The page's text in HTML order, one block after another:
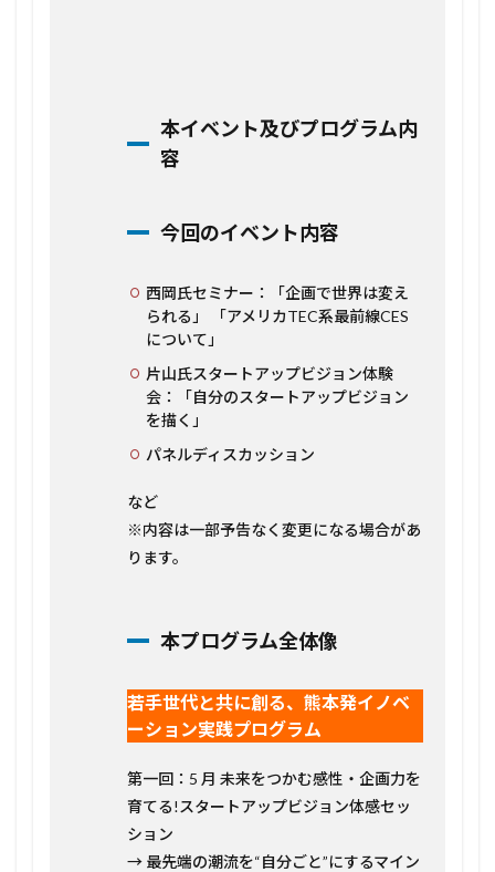
本イベント及びプログラム内
容
今回のイベント内容
西岡氏セミナー：「企画で世界は変え
られる」 「アメリカTEC系最前線CES
について」
片山氏スタートアップビジョン体験
会：「自分のスタートアップビジョン
を描く」
パネルディスカッション
など
※内容は一部予告なく変更になる場合があ
ります。
本プログラム全体像
若手世代と共に創る、熊本発イノベ
ーション実践プログラム
第一回：5 月 未来をつかむ感性・企画力を
育てる!スタートアップビジョン体感セッ
ション
→ 最先端の潮流を“自分ごと”にするマイン